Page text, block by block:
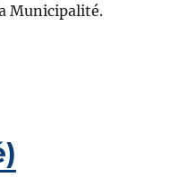
Municipalité.